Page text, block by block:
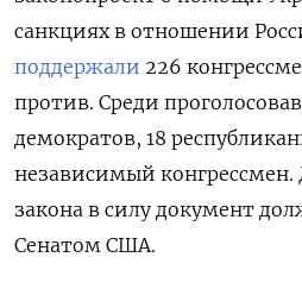
санкциях в отношении
поддержали 226
против. Среди
демократов, 18
независимый конгрессмен.
закона в силу документ
Сенатом США.